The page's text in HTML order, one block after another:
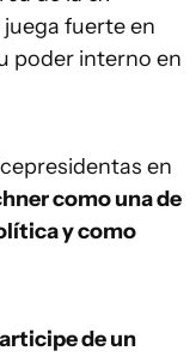
fuerte en
poder interno en
en
como una de
y como
de un